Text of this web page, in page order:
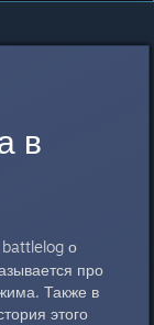
в
battlelog о
про
Также в
этого